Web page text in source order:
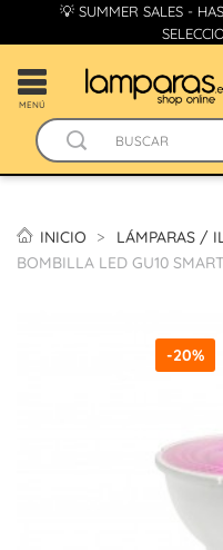
💡 SUMMER SALES -
MENÚ
INICIO LÁMPARAS /
BOMBILLA LED GU10
-20%